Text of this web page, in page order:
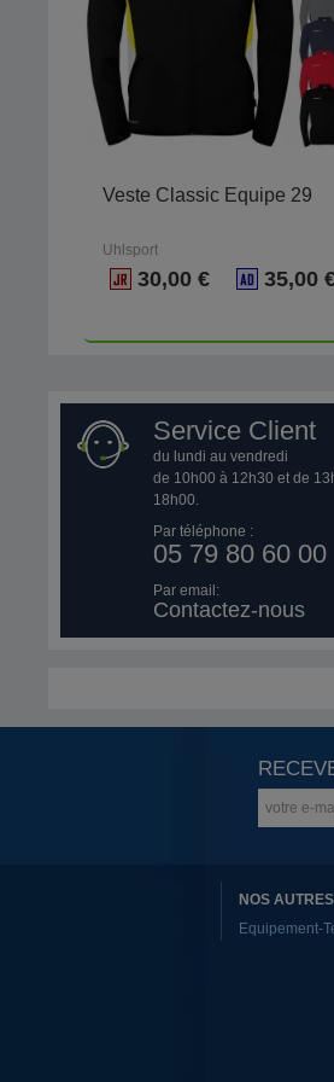
Veste Classic Equipe 29
Uhlsport
30,00 € 35,00
Service Client
du lundi au vendredi
de 10h00 à 12h30 et de
18h00.
Par téléphone :
05 79 80 60 00
Par email:
Contactez-nous
NOS
Equipement-